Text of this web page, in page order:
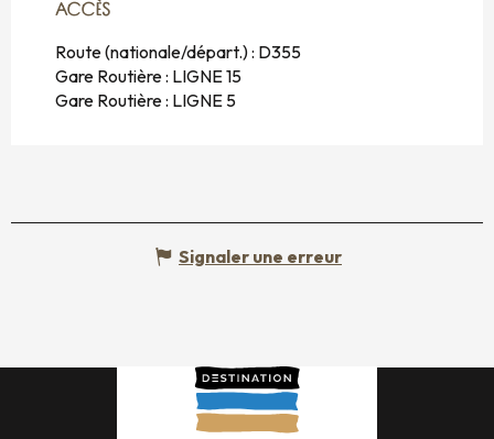
ACCÈS
ACCÈS
Route (nationale/départ.) : D355
Gare Routière : LIGNE 15
Gare Routière : LIGNE 5
Signaler une erreur